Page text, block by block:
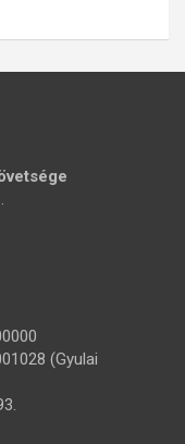
(Gyulai